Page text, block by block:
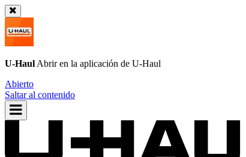
U-Haul Abrir en la aplicación de U-Haul
Abierto
Saltar al contenido